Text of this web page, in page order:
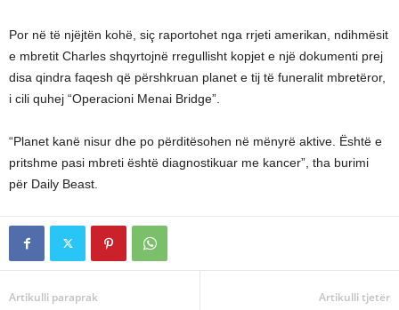
Por në të njëjtën kohë, siç raportohet nga rrjeti amerikan, ndihmësit
e mbretit Charles shqyrtojnë rregullisht kopjet e një dokumenti prej
disa qindra faqesh që përshkruan planet e tij të funeralit mbretëror,
i cili quhej “Operacioni Menai Bridge”.
“Planet kanë nisur dhe po përditësohen në mënyrë aktive. Është e
pritshme pasi mbreti është diagnostikuar me kancer”, tha burimi
për Daily Beast.
Artikulli paraprak Artikulli tjetër